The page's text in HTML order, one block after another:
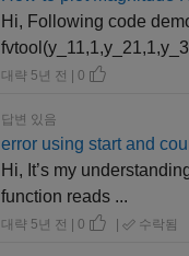
Hi, Following code
대략 5년 전 | 0
답변 있음
error using start and
Hi, It’s my
function reads ...
대략 5년 전 | 0 | 수락됨